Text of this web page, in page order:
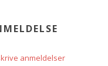
anmeldelser